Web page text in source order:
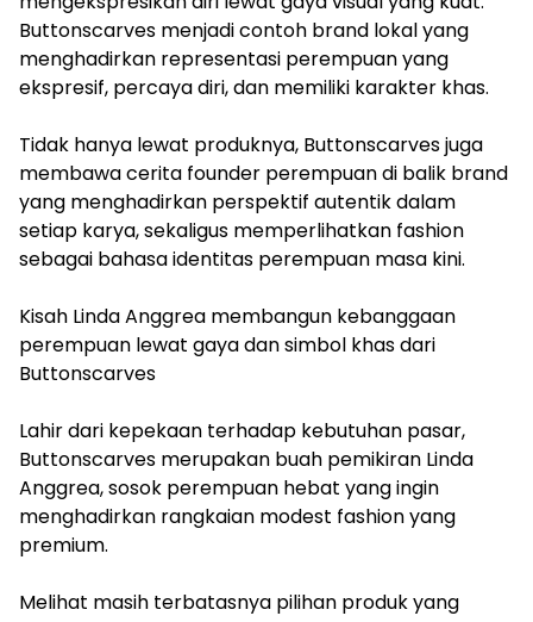
Buttonscarves menjadi contoh brand lokal yang
menghadirkan representasi perempuan yang
ekspresif, percaya diri, dan memiliki karakter khas.
Tidak hanya lewat produknya, Buttonscarves juga
membawa cerita founder perempuan di balik brand
yang menghadirkan perspektif autentik dalam
setiap karya, sekaligus memperlihatkan fashion
sebagai bahasa identitas perempuan masa kini.
Kisah Linda Anggrea membangun kebanggaan
perempuan lewat gaya dan simbol khas dari
Buttonscarves
Lahir dari kepekaan terhadap kebutuhan pasar,
Buttonscarves merupakan buah pemikiran Linda
Anggrea, sosok perempuan hebat yang ingin
menghadirkan rangkaian modest fashion yang
premium.
Melihat masih terbatasnya pilihan produk yang